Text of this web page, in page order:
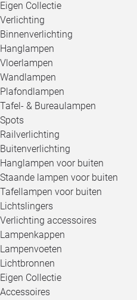
Eigen Collectie
Verlichting
Binnenverlichting
Hanglampen
Vloerlampen
Wandlampen
Plafondlampen
Tafel- & Bureaulampen
Spots
Railverlichting
Buitenverlichting
Hanglampen voor buiten
Staande lampen voor buiten
Tafellampen voor buiten
Lichtslingers
Verlichting accessoires
Lampenkappen
Lampenvoeten
Lichtbronnen
Eigen Collectie
Accessoires